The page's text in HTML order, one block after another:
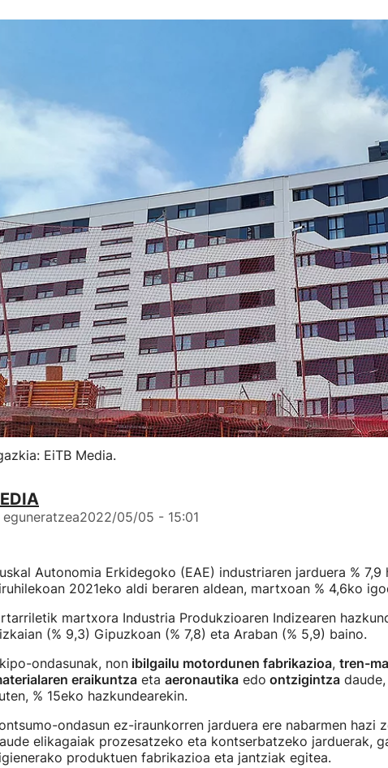
EiTB Media.
2022/05/05 - 15:01
Autonomia Erkidegoko (EAE) industriaren jarduera %
2021eko aldi beraren aldean, martxoan % 4,6ko
martxora Industria Produkzioaren Indizearen
(% 9,3) Gipuzkoan (% 7,8) eta Araban (% 5,9) baino.
ondasunak, nonibilgailu motordunen fabrikazioa, tren-
eraikuntzaeta aeronautikaedo ontzigintzadaude,
% 15eko hazkundearekin.
ondasun ez-iraunkorren jarduera ere nabarmen hazi
elikagaiak prozesatzeko eta kontserbatzeko jarduerak,
produktuen fabrikazioa eta jantziak egitea.